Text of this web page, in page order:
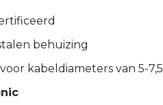
behuizing
kabeldiameters van 5-